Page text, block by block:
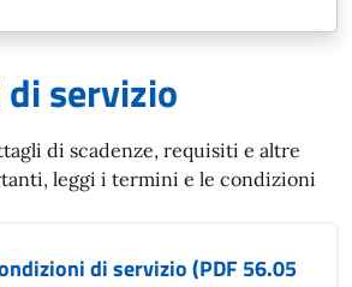
servizio
di scadenze, requisiti e altre
leggi i termini e le condizioni
di servizio (PDF 56.05